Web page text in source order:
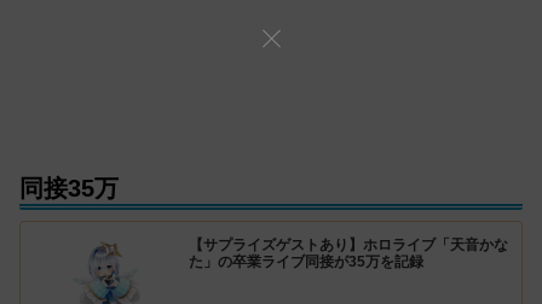
同接35万
【サプライズゲストあり】ホロライブ「天音かな
た」の卒業ライブ同接が35万を記録